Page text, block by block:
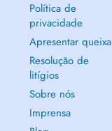
Política de
privacidade
Apresentar queixa
Resolução de
litígios
Sobre nós
Imprensa